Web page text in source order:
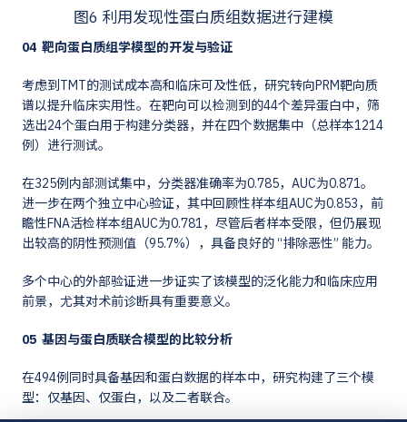
图6 利用发现性蛋白质组数据进行建模
04 靶向蛋白质组学模型的开发与验证
考虑到TMT的测试成本高和临床可及性低，研究转向PRM靶向质
谱以提升临床实用性。在靶向可以检测到的44个差异蛋白中，筛
选出24个蛋白用于构建分类器，并在四个数据集中（总样本1214
例）进行测试。
在325例内部测试集中，分类器准确率为0.785，AUC为0.871。
进一步在两个独立中心验证，其中回顾性样本组AUC为0.853，前
瞻性FNA活检样本组AUC为0.781，尽管后者样本受限，但仍展现
出较高的阴性预测值（95.7%），具备良好的 “排除恶性” 能力。
多个中心的外部验证进一步证实了该模型的泛化能力和临床应用
前景，尤其对术前诊断具有重要意义。
05 基因与蛋白质联合模型的比较分析
在494例同时具备基因和蛋白数据的样本中，研究构建了三个模
型：仅基因、仅蛋白，以及二者联合。